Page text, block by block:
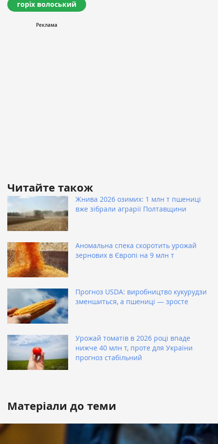
горіх волоський
Читайте також
Жнива 2026 озимих: 1 млн т пшениці
вже зібрали аграрії Полтавщини
Аномальна спека скоротить урожай
зернових в Європі на 9 млн т
Прогноз USDA: виробництво кукурудзи
зменшиться, а пшениці — зросте
Урожай томатів в 2026 році впаде
нижче 40 млн т, проте для України
прогноз стабільний
Матеріали до теми